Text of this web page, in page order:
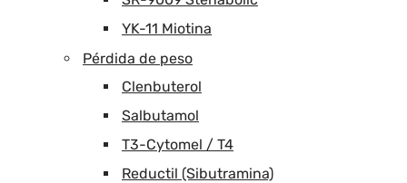
YK-11 Miotina
Pérdida de peso
Clenbuterol
Salbutamol
T3-Cytomel / T4
Reductil (Sibutramina)